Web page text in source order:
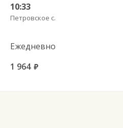
10:33
Петровское с.
Ежедневно
1 964 руб.